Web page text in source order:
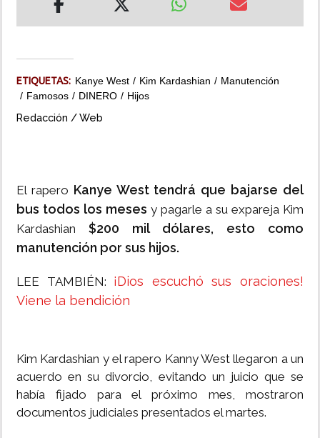
ETIQUETAS: Kanye West Kim Kardashian
Manutención
Famosos
DINERO Hijos
Redacción / Web
El rapero Kanye West tendrá que bajarse del
bus todos los meses y pagarle a su expareja Kim
Kardashian $200 mil dólares, esto como
manutención por sus hijos.
LEE TAMBIÉN: ¡Dios escuchó sus oraciones!
Viene la bendición
Kim Kardashian y el rapero Kanny West llegaron a un
acuerdo en su divorcio, evitando un juicio que se
había fijado para el próximo mes, mostraron
documentos judiciales presentados el martes.